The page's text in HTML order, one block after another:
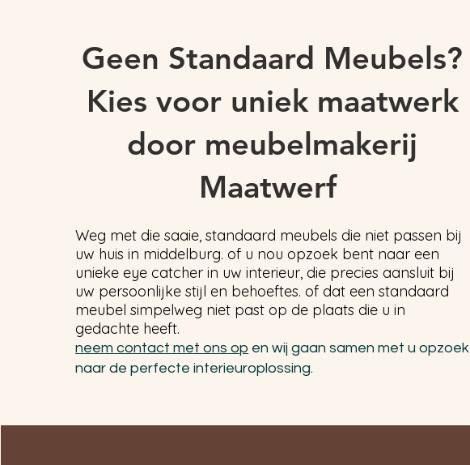
Geen Standaard Meubels?
Kies voor uniek maatwerk
door meubelmakerij
Maatwerf
Weg met die saaie, standaard meubels die niet passen bij
uw huis in middelburg. of u nou opzoek bent naar een
unieke eye catcher in uw interieur, die precies aansluit bij
uw persoonlijke stijl en behoeftes. of dat een standaard
meubel simpelweg niet past op de plaats die u in
gedachte heeft.
neem contact met ons op en wij gaan samen met u opzoek
naar de perfecte interieuroplossing.